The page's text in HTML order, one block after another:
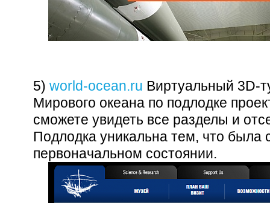
5) world-ocean.ru Виртуальный 3D-
Мирового океана по подлодке
сможете увидеть все разделы и
Подлодка уникальна тем, что была
первоначальном состоянии.